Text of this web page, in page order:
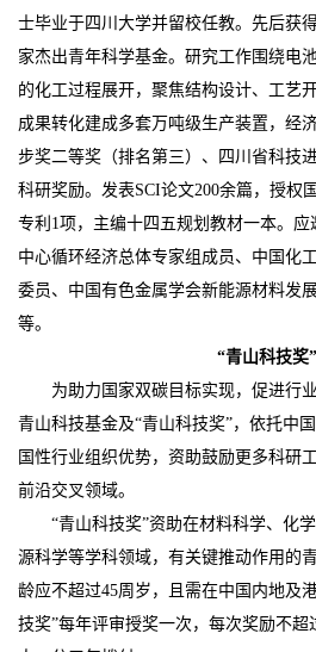
士毕业于四川大学并留校任教。先后获
家杰出青年科学基金。研究工作围绕电
的化工过程展开，聚焦结构设计、工艺
成果转化建成多套万吨级生产装置，经
步奖二等奖（排名第三）、四川省科技
科研奖励。发表SCI论文200余篇，授权
专利1项，主编十四五规划教材一本。
中心循环经济总体专家组成员、中国化
委员、中国有色金属学会新能源材料发
等。
“青山科技奖
为助力国家双碳目标实现，促进行
青山科技基金及“青山科技奖”，依托中
国性行业组织优势，资助鼓励更多科研
前沿交叉领域。
“青山科技奖”资助在材料科学、化
源科学等学科领域，有关键推动作用的
龄应不超过45周岁，且需在中国内地及
技奖”每年评审授奖一次，每次奖励不超